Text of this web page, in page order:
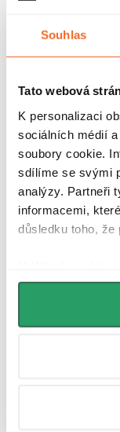
Souhlas
Tato webová
K personalizaci
sociálních médií
soubory cookie.
sdílíme se svými
analýzy. Partneři
informacemi,
důsledku toho, že
můžeme
osobní údaje
Tvrzené
každodenním
povrchovou
usnadňuje údržbu.
provedení, abyste
preferencí a stylu